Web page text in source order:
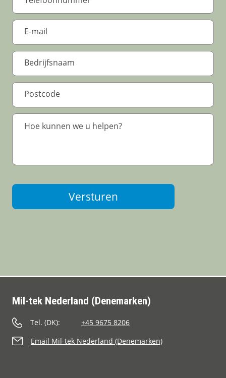
Versturen
Mil-tek Nederland (Denemarken)
Tel. (DK):
+45 9675 8206
Email Mil-tek Nederland (Denemarken)